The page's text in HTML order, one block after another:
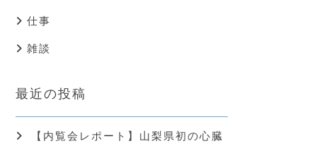
仕事
雑談
最近の投稿
【内覧会レポート】山梨県初の心臓